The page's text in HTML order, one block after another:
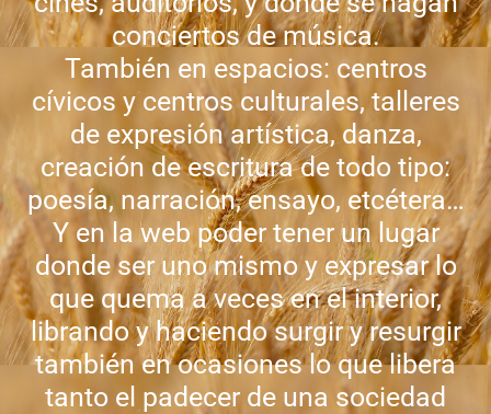
conciertos de música.
También en espacios: centros
cívicos y centros culturales, talleres
de expresión artística, danza,
creación de escritura de todo tipo:
poesía, narración, ensayo, etcétera…
Y en la web poder tener un lugar
donde ser uno mismo y expresar lo
que quema a veces en el interior,
librando y haciendo surgir y resurgir
también en ocasiones lo que libera
tanto el padecer de una sociedad